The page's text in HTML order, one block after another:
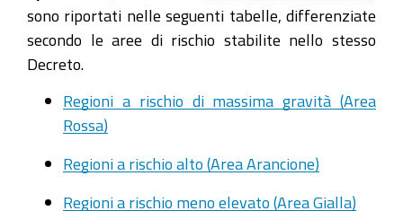
sono riportati nelle seguenti tabelle, differenziate
secondo le aree di rischio stabilite nello stesso
Decreto.
Regioni a rischio di massima gravità (Area
Rossa)
Regioni a rischio alto (Area Arancione)
Regioni a rischio meno elevato (Area Gialla)